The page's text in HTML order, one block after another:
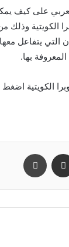
على كيف
الكويتية
يتفاعل معها
بها.
الكويتية اضغط
مشاركة عبر البريد